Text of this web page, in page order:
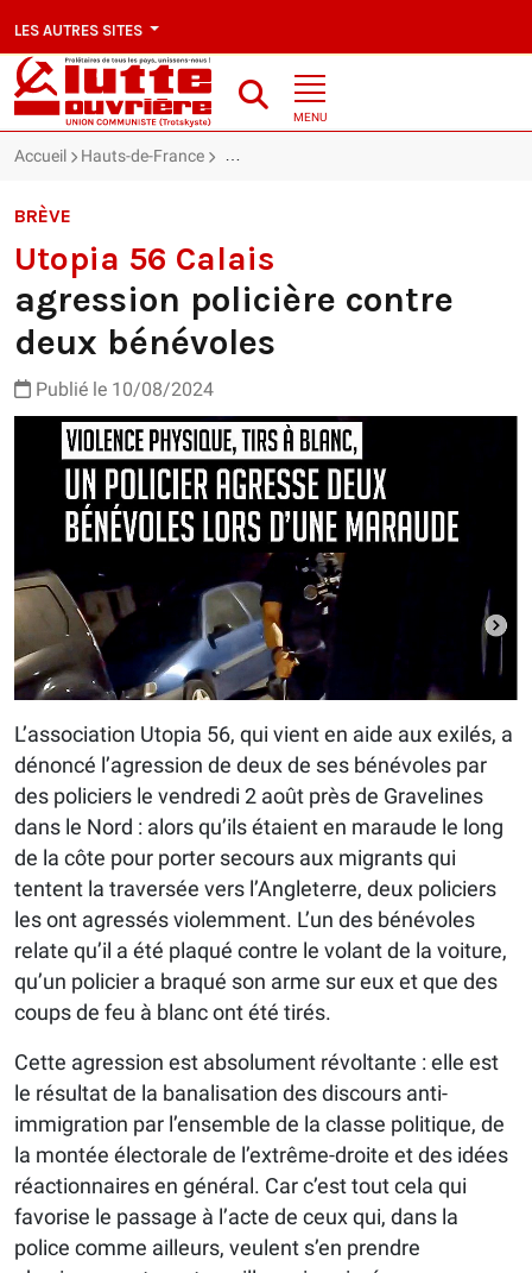
LES AUTRES SITES
MENU
Accueil Hauts-de-France Utopia 56 Calais : agression policière
BRÈVE
Utopia 56 Calais
agression policière contre
deux bénévoles
Publié le 10/08/2024
L’association Utopia 56, qui vient en aide aux exilés, a
dénoncé l’agression de deux de ses bénévoles par
des policiers le vendredi 2 août près de Gravelines
dans le Nord : alors qu’ils étaient en maraude le long
de la côte pour porter secours aux migrants qui
tentent la traversée vers l’Angleterre, deux policiers
les ont agressés violemment. L’un des bénévoles
relate qu’il a été plaqué contre le volant de la voiture,
qu’un policier a braqué son arme sur eux et que des
coups de feu à blanc ont été tirés.
Cette agression est absolument révoltante : elle est
le résultat de la banalisation des discours anti-
immigration par l’ensemble de la classe politique, de
la montée électorale de l’extrême-droite et des idées
réactionnaires en général. Car c’est tout cela qui
favorise le passage à l’acte de ceux qui, dans la
police comme ailleurs, veulent s’en prendre